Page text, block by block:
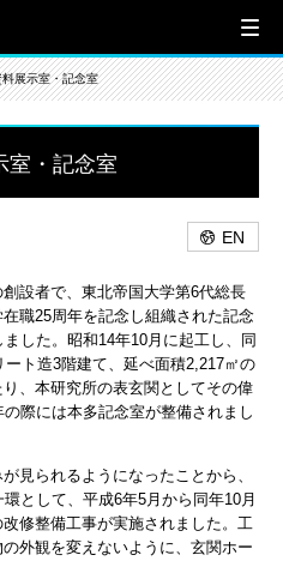
展示室・記念室
室・記念室
EN
設者で、東北帝国大学第6代総長
職25周年を記念し組織された記念
した。昭和14年10月に起工し、同
ト造3階建て、延べ面積2,217㎡の
、本研究所の表玄関としてその偉
際には本多記念室が整備されまし
見られるようになったことから、
として、平成6年5月から同年10月
修整備工事が実施されました。工
外観を変えないように、玄関ホー